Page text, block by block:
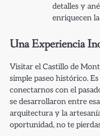
detalles y
enriquecen
Una Experiencia
Visitar el Castillo de
simple paseo histórico.
conectarnos con el
se desarrollaron entre
arquitectura y la
oportunidad, no te